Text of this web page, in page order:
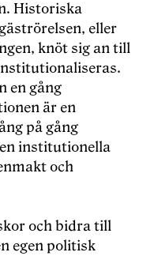
Historiska
eller
knöt sig an till
en gång
är en
på gång
institutionella
och
och bidra till
egen politisk